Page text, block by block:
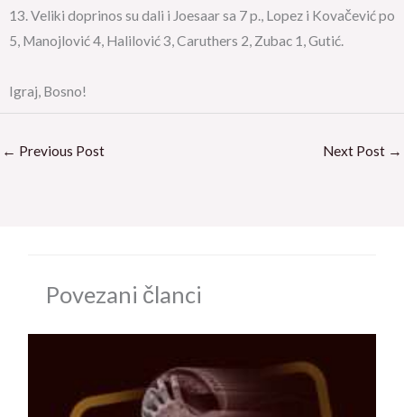
13. Veliki doprinos su dali i Joesaar sa 7 p., Lopez i Kovačević po
5, Manojlović 4, Halilović 3, Caruthers 2, Zubac 1, Gutić.
Igraj, Bosno!
← Previous Post Next Post →
Povezani članci